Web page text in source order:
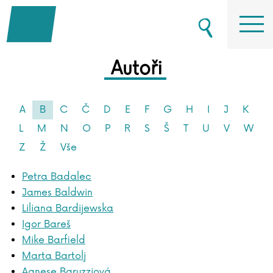
Autoři
A B C Č D E F G H I J
K
L
M N O P R S Š T U V
W
Z
Ž Vše
Petra Badalec
James Baldwin
Liliana Bardijewska
Igor Bareš
Mike Barfield
Marta Bartolj